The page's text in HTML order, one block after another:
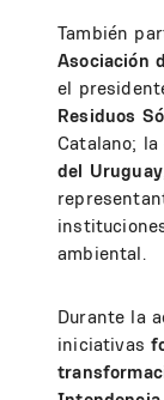
También
Asociación
el
Residuos
Catalano;
del Uruguay
ambiental.
Durante la
iniciativas